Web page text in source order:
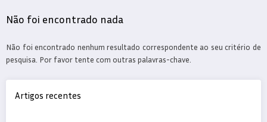
Não foi encontrado nada
Não foi encontrado nenhum resultado correspondente ao seu critério de
pesquisa. Por favor tente com outras palavras-chave.
Artigos recentes